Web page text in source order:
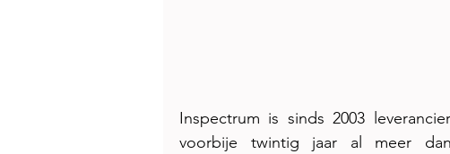
Inspectrum is sinds 2003
voorbije twintig jaar al meer